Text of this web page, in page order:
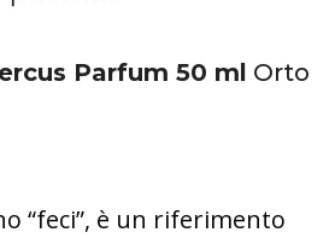
Parfum 50 ml Orto
“feci”, è un riferimento